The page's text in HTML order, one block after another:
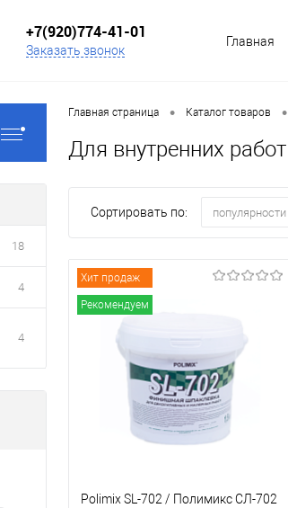
+7(920)774-41-01
Заказать звонок
Главная
18
4
4
Главная страница • Каталог товаров •
Для внутренних работ
Сортировать по: популярности
Хит продаж
Рекомендуем
Polimix SL-702 / Полимикс СЛ-702